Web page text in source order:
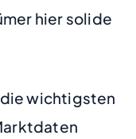
hier solide
wichtigsten